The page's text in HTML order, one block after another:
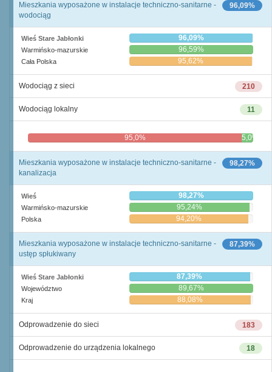
96,09%
Mieszkania wyposażone w instalacje techniczno-sanitarne -
wodociąg
Wieś Stare Jabłonki 96,09%
Warmińsko-mazurskie 96,59%
Cała Polska 95,62%
210
Wodociąg z sieci
11
Wodociąg lokalny
95,0% 5,0%
98,27%
Mieszkania wyposażone w instalacje techniczno-sanitarne -
kanalizacja
Wieś 98,27%
Warmińsko-mazurskie 95,24%
Polska 94,20%
87,39%
Mieszkania wyposażone w instalacje techniczno-sanitarne -
ustęp spłukiwany
Wieś Stare Jabłonki 87,39%
Województwo 89,67%
Kraj 88,08%
183
Odprowadzenie do sieci
18
Odprowadzenie do urządzenia lokalnego